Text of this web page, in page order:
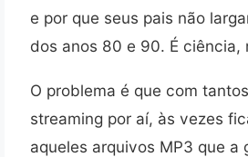
e por que seus pais não
dos anos 80 e 90. É ciência,
O problema é que com
streaming por aí, às vezes
aqueles arquivos MP3 que a